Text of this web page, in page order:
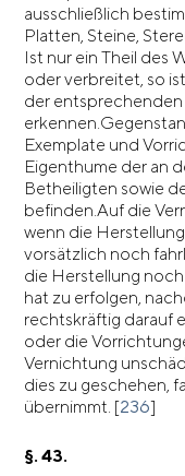
ausschließlich
Platten, Steine,
Ist nur ein Theil des
oder verbreitet, so
der
Exemplate und
Eigenthume der an
Betheiligten sowie
befinden.Auf die
wenn die
vorsätzlich noch
die Herstellung
hat zu erfolgen,
rechtskräftig darauf
oder die
Vernichtung
dies zu geschehen,
übernimmt. [236]
§. 43.